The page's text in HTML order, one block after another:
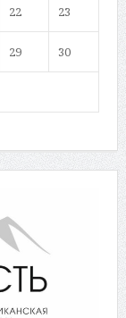
22 23
29 30